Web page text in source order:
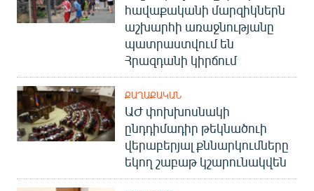
հավաքականի մարզիկներն
աշխարհի առաջնությանը
պատրաստվում են
Հրազդանի կիրճում
ՔԱՂԱՔԱԿԱՆ
ԱԺ փոխխոսնակի
ընդդիմադիր թեկնածուի
վերաբերյալ քննարկումները
եկող շաբաթ կշարունակվեն